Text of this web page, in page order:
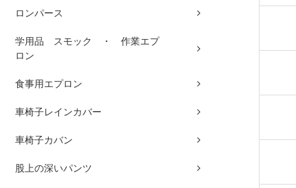
ロンパース
学用品 スモック ・ 作業エプ
ロン
食事用エプロン
車椅子レインカバー
車椅子カバン
股上の深いパンツ